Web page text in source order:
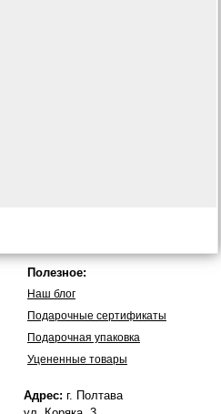
Полезное:
Наш блог
Подарочные сертификаты
Подарочная упаковка
Уцененные товары
Адрес: г. Полтава